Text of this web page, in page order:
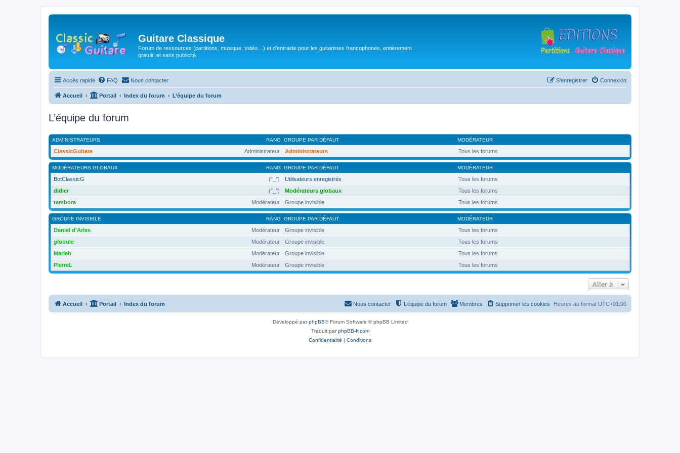
Guitare Classique
Forum de ressources (partitions, musique, vidéo…) et d'entraide pour les guitaristes francophones, entièrement
gratuit, et sans publicité.
Accès rapide FAQ Nous contacter Connexion
S’enregistrer
Accueil Portail Index du forum L’équipe du forum
L’équipe du forum
RANG
ADMINISTRATEURS GROUPE PAR DÉFAUT MODÉRATEUR
Administrateur
ClassicGuitare Administrateurs Tous les forums
RANG
MODÉRATEURS GLOBAUX GROUPE PAR DÉFAUT MODÉRATEUR
(°_°)
BotClassicG Utilisateurs enregistrés
Tous les forums
(°_°)
didier Modérateurs globaux
Tous les forums
Modérateur
tambora Groupe invisible Tous les forums
RANG
GROUPE INVISIBLE GROUPE PAR DÉFAUT MODÉRATEUR
Modérateur
Daniel d'Arles Groupe invisible
Tous les forums
Modérateur
globule Groupe invisible
Tous les forums
Modérateur
Marieh Groupe invisible
Tous les forums
Modérateur
PierreL Groupe invisible Tous les forums
Aller à
Accueil Portail Index du forum Heures au format UTC+01:00
Supprimer les cookies
Membres
L’équipe du forum
Nous contacter
Développé parphpBB® Forum Software © phpBB Limited
Traduit parphpBB-fr.com
Confidentialité | Conditions